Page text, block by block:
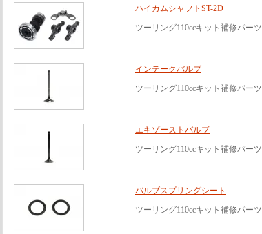
ハイカムシャフトST-2D
ツーリング110ccキット補修パーツ
インテークバルブ
ツーリング110ccキット補修パーツ
エキゾーストバルブ
ツーリング110ccキット補修パーツ
バルブスプリングシート
ツーリング110ccキット補修パーツ